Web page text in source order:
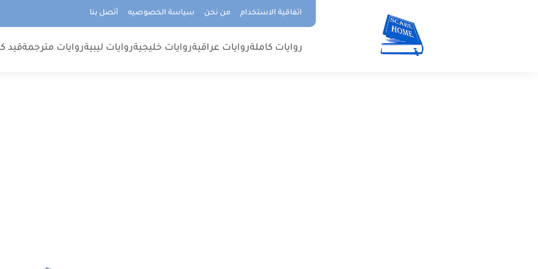
اتفاقية الاستخدام من نحن سياسة الخصوصيه أتصل بنا
روايات كاملةروايات عراقيةروايات خليجيةروايات ليبيةروايات مترجمةقيد